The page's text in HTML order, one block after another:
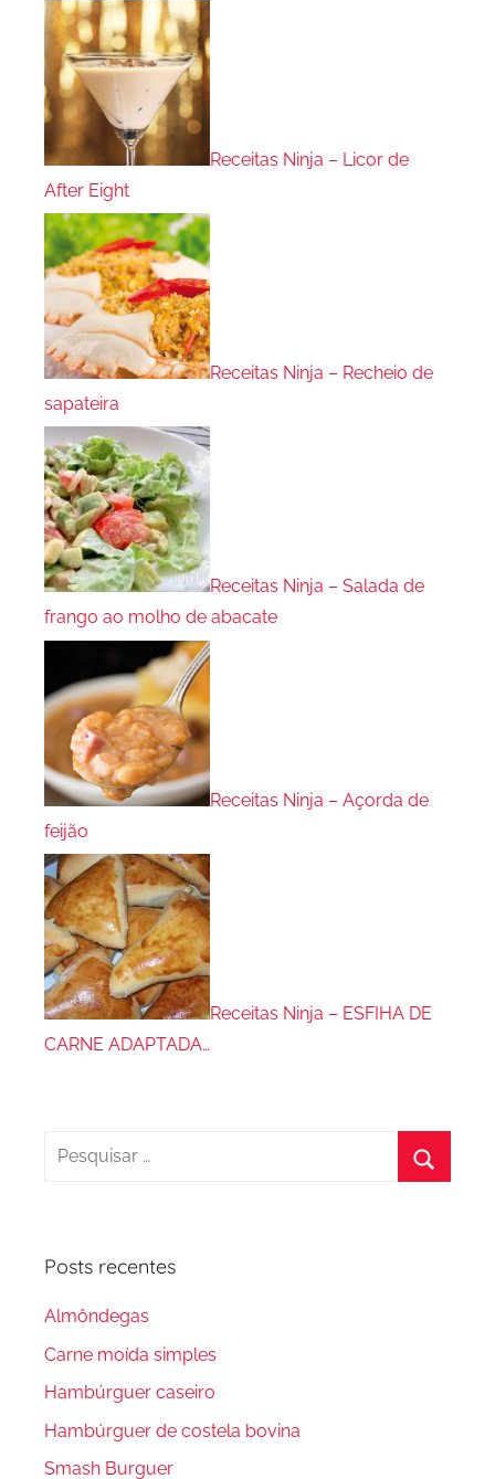
Receitas Ninja – Licor de
After Eight
Receitas Ninja – Recheio de
sapateira
Receitas Ninja – Salada de
frango ao molho de abacate
Receitas Ninja – Açorda de
feijão
Receitas Ninja – ESFIHA DE
CARNE ADAPTADA…
Pesquisar
Posts recentes
Almôndegas
Carne moída simples
Hambúrguer caseiro
Hambúrguer de costela bovina
Smash Burguer